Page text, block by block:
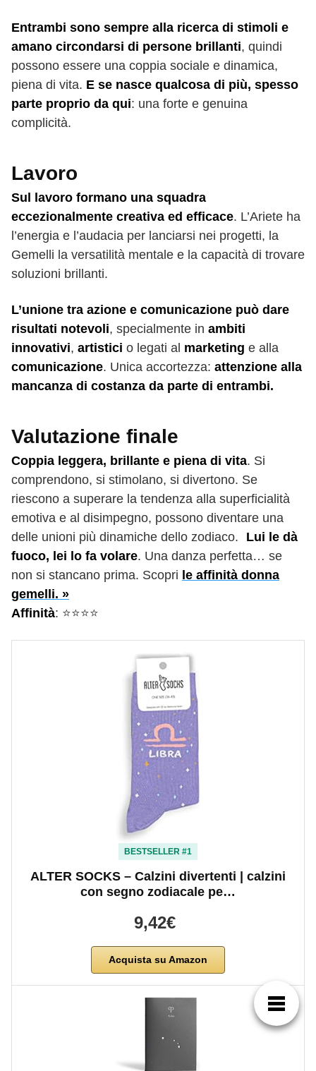
Entrambi sono sempre alla ricerca di stimoli e
amano circondarsi di persone brillanti, quindi
possono essere una coppia sociale e dinamica,
piena di vita. E se nasce qualcosa di più, spesso
parte proprio da qui: una forte e genuina
complicità.
Lavoro
Sul lavoro formano una squadra
eccezionalmente creativa ed efficace. L’Ariete ha
l’energia e l’audacia per lanciarsi nei progetti, la
Gemelli la versatilità mentale e la capacità di trovare
soluzioni brillanti.
L’unione tra azione e comunicazione può dare
risultati notevoli, specialmente in ambiti
innovativi, artistici o legati al marketing e alla
comunicazione. Unica accortezza: attenzione alla
mancanza di costanza da parte di entrambi.
Valutazione finale
Coppia leggera, brillante e piena di vita. Si
comprendono, si stimolano, si divertono. Se
riescono a superare la tendenza alla superficialità
emotiva e al disimpegno, possono diventare una
delle unioni più dinamiche dello zodiaco. Lui le dà
fuoco, lei lo fa volare. Una danza perfetta… se
non si stancano prima. Scopri le affinità donna
gemelli. »
Affinità: ⭐️⭐️⭐️⭐️
BESTSELLER #1
ALTER SOCKS – Calzini divertenti | calzini
con segno zodiacale pe…
9,42€
Acquista su Amazon